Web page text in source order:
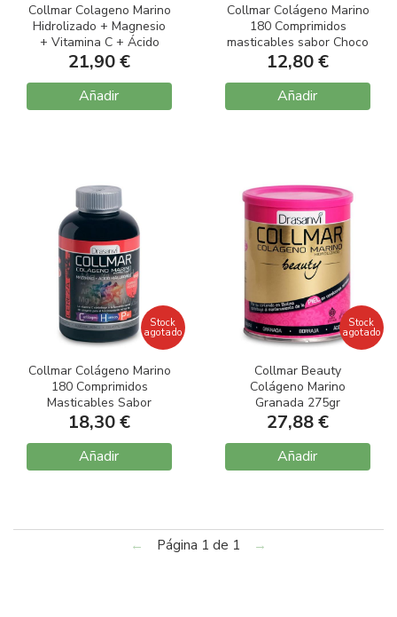
Collmar Colageno Marino
Hidrolizado + Magnesio
+ Vitamina C + Ácido
Hialuronico + Cúrcuma
Sabor Vainilla 300gr
21,90 €
Añadir
Collmar Colágeno Marino
180 Comprimidos
masticables sabor Choco
Galleta
12,80 €
Añadir
Stock
agotado
Collmar Colágeno Marino
180 Comprimidos
Masticables Sabor
Cereza
18,30 €
Añadir
Stock
agotado
Collmar Beauty
Colágeno Marino
Granada 275gr
27,88 €
Añadir
← Página 1 de 1 →